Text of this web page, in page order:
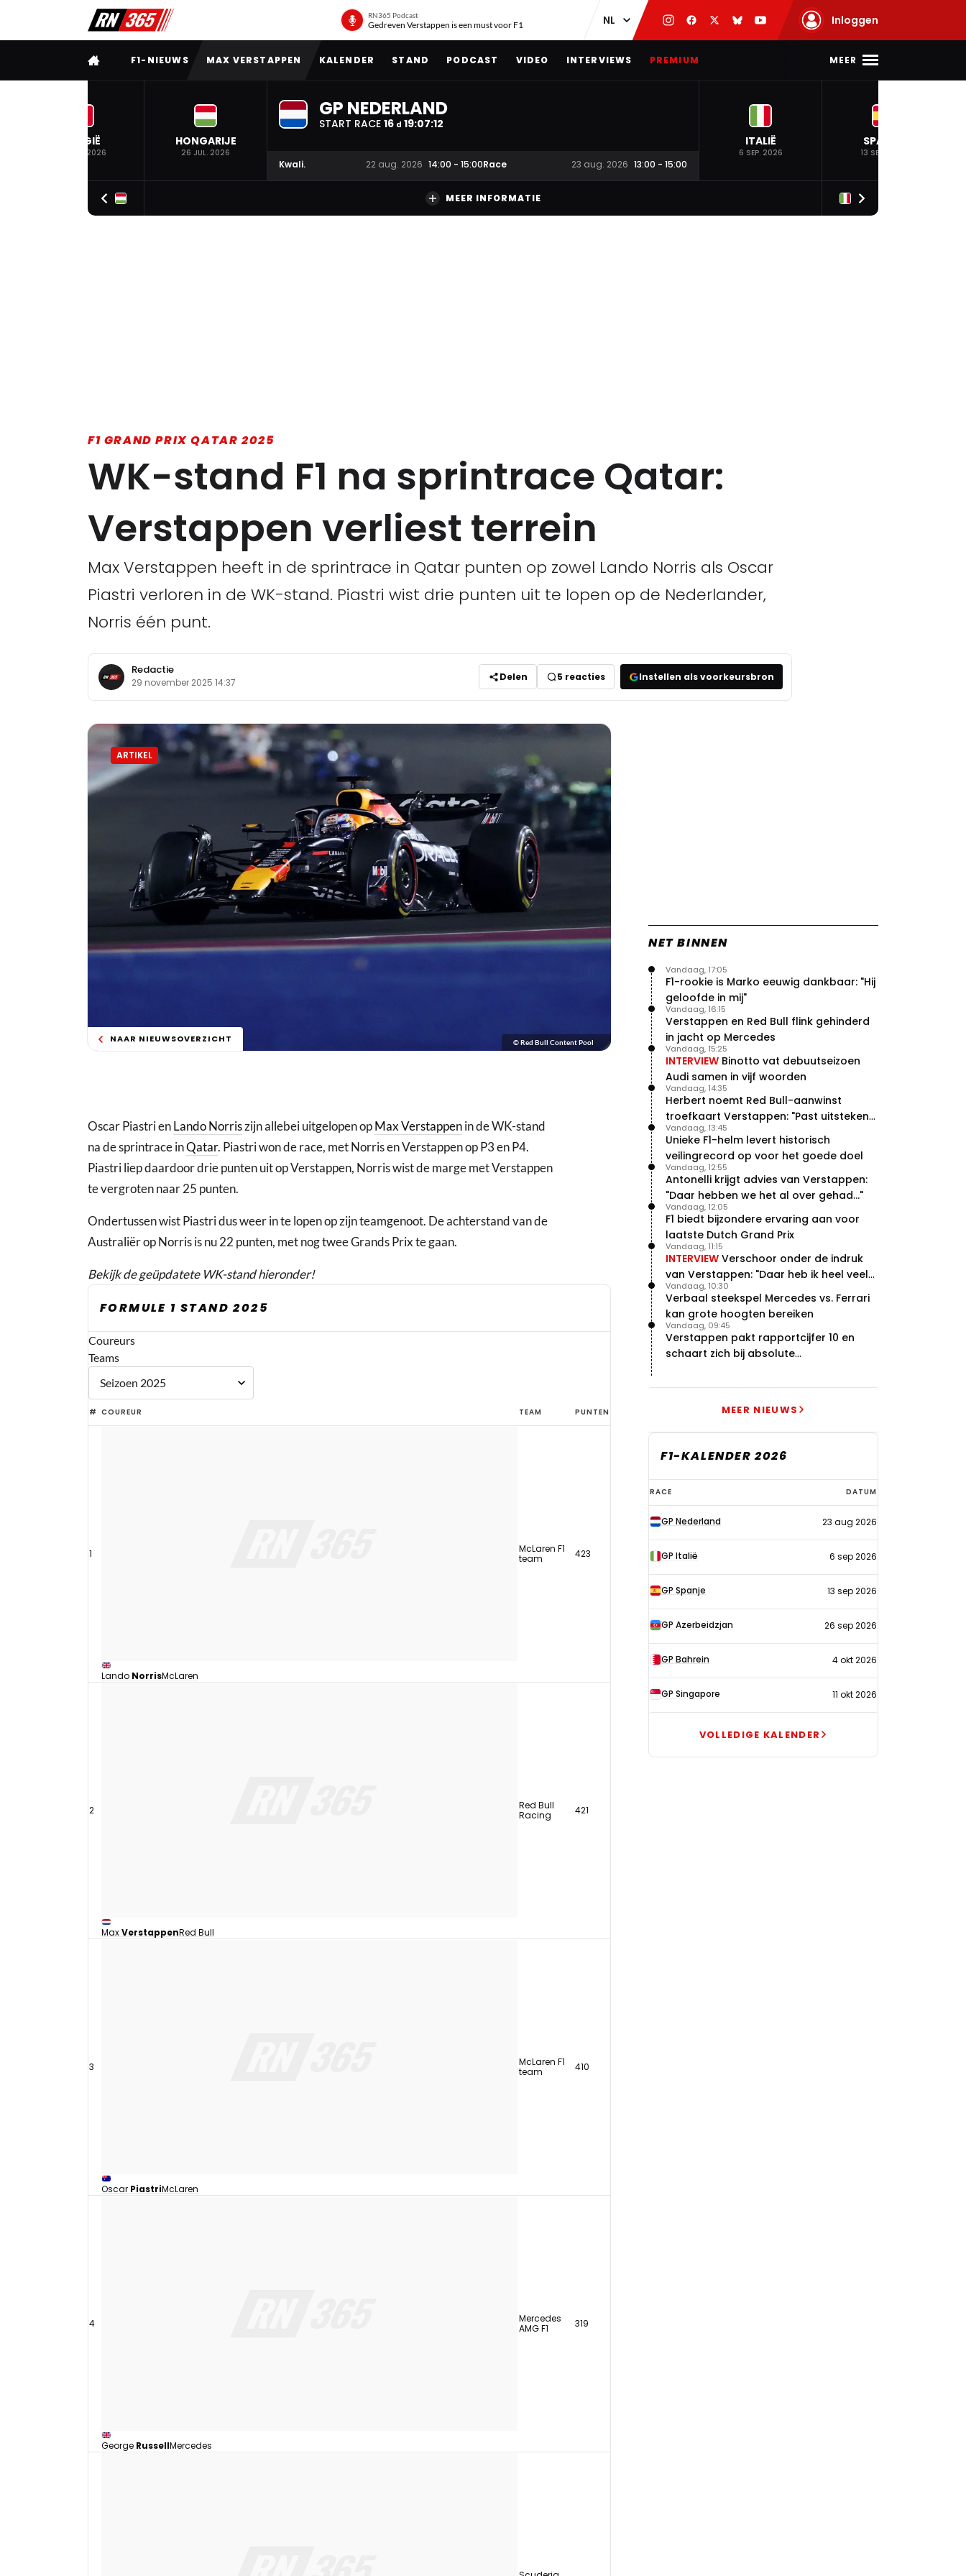
RN365 Podcast
Gedreven Verstappen is een must voor F1 Inloggen
VOLLEDIG MENU
F1-NIEUWS MAX VERSTAPPEN KALENDER STAND PODCAST VIDEO INTERVIEWS PREMIUM MEER
BELGIË
19 JUL. 2026
HONGARIJE
26 JUL. 2026
GP NEDERLAND
START RACE 16 d 19:07:11
Kwali. 22 aug. 2026 14:00 - 15:00Race 23 aug. 2026 13:00 - 15:00
ITALIË
6 SEP. 2026
SPANJE
13 SEP. 2026
MEER INFORMATIE
F1 GRAND PRIX QATAR 2025
WK-stand F1 na sprintrace Qatar:
Verstappen verliest terrein
Max Verstappen heeft in de sprintrace in Qatar punten op zowel Lando Norris als Oscar
Piastri verloren in de WK-stand. Piastri wist drie punten uit te lopen op de Nederlander,
Norris één punt.
Redactie
29 november 2025 14:37 Delen 5 reacties Instellen als voorkeursbron
ARTIKEL
NAAR NIEUWSOVERZICHT © Red Bull Content Pool
Oscar Piastri enLando Norriszijn allebei uitgelopen opMax Verstappenin de WK-stand
na de sprintrace inQatar. Piastri won de race, met Norris en Verstappen op P3 en P4.
Piastri liep daardoor drie punten uit op Verstappen, Norris wist de marge met Verstappen
te vergroten naar 25 punten.
Ondertussen wist Piastri dus weer in te lopen op zijn teamgenoot. De achterstand van de
Australiër op Norris is nu 22 punten, met nog twee Grands Prix te gaan.
Bekijk de geüpdatete WK-stand hieronder!
FORMULE 1 STAND 2025
Coureurs
Teams
# COUREUR TEAM PUNTEN
1
Lando NorrisMcLaren
McLaren F1
team
423
2
MaxVerstappenRed Bull
Red Bull
Racing
421
3
Oscar PiastriMcLaren
McLaren F1
team
410
4
George RussellMercedes
Mercedes
AMG F1
319
NET BINNEN
F1-rookie is Marko eeuwig dankbaar: "Hij
geloofde in mij"
Vandaag, 17:05
Verstappen en Red Bull flink gehinderd
in jacht op Mercedes
Vandaag, 16:15
INTERVIEW Binotto vat debuutseizoen
Audi samen in vijf woorden
Vandaag, 15:25
Herbert noemt Red Bull-aanwinst
troefkaart Verstappen: "Past uitstekend
bij Red Bull"
Vandaag, 14:35
Unieke F1-helm levert historisch
veilingrecord op voor het goede doel
Vandaag, 13:45
Antonelli krijgt advies van Verstappen:
"Daar hebben we het al over gehad..."
Vandaag, 12:55
F1 biedt bijzondere ervaring aan voor
laatste Dutch Grand Prix
Vandaag, 12:05
INTERVIEW Verschoor onder de indruk
van Verstappen: "Daar heb ik heel veel
respect voor"
Vandaag, 11:15
Verbaal steekspel Mercedes vs. Ferrari
kan grote hoogten bereiken
Vandaag, 10:30
Verstappen pakt rapportcijfer 10 en
schaart zich bij absolute
Vandaag, 09:45
MEER NIEUWS
F1-KALENDER 2026
F1-
kalender
2026
RACE DATUM
GP Nederland 23 aug 2026
GP Italië 6 sep 2026
GP Spanje 13 sep 2026
GP Azerbeidzjan 26 sep 2026
GP Bahrein 4 okt 2026
GP Singapore 11 okt 2026
VOLLEDIGE KALENDER